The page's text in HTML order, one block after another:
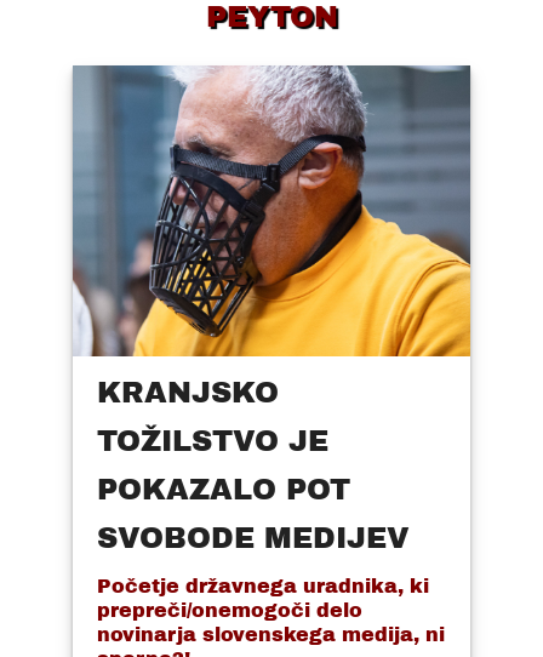
PEYTON
KRANJSKO
TOŽILSTVO JE
POKAZALO POT
SVOBODE MEDIJEV
Početje državnega uradnika, ki
prepreči/onemogoči delo
novinarja slovenskega medija, ni